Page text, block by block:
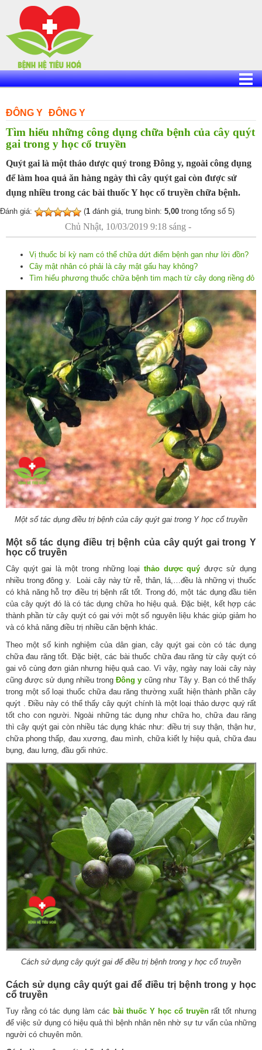
content
ĐÔNG Y ĐÔNG Y
Tìm hiểu những công dụng chữa bệnh của cây quýt
gai trong y học cổ truyền
Quýt gai là một thảo dược quý trong Đông y, ngoài công dụng
để làm hoa quả ăn hàng ngày thì cây quýt gai còn được sử
dụng nhiều trong các bài thuốc Y học cổ truyền chữa bệnh.
Đánh giá: (1 đánh giá, trung bình: 5,00 trong tổng số 5)
Chủ Nhật, 10/03/2019 9:18 sáng -
Vị thuốc bí kỳ nam có thể chữa dứt điểm bệnh gan như lời đồn?
Cây mật nhân có phải là cây mật gấu hay không?
Tìm hiểu phương thuốc chữa bệnh tim mạch từ cây dong riềng đỏ
Một số tác dụng điều trị bệnh của cây quýt gai trong Y học cổ truyền
Một số tác dụng điều trị bệnh của cây quýt gai trong Y
học cổ truyền
Cây quýt gai là một trong những loại thảo dược quý được sử dụng
nhiều trong đông y. Loài cây này từ rễ, thân, lá,…đều là những vị thuốc
có khả năng hỗ trợ điều trị bệnh rất tốt. Trong đó, một tác dụng đầu tiên
của cây quýt đó là có tác dụng chữa ho hiệu quả. Đặc biệt, kết hợp các
thành phần từ cây quýt có gai với một số nguyên liệu khác giúp giảm ho
và có khả năng điều trị nhiều căn bệnh khác.
Theo một số kinh nghiệm của dân gian, cây quýt gai còn có tác dụng
chữa đau răng tốt. Đặc biệt, các bài thuốc chữa đau răng từ cây quýt có
gai vô cùng đơn giản nhưng hiệu quả cao. Vì vậy, ngày nay loài cây này
cũng được sử dụng nhiều trongĐông y cũng như Tây y. Bạn có thể thấy
trong một số loại thuốc chữa đau răng thường xuất hiện thành phần cây
quýt . Điều này có thể thấy cây quýt chính là một loại thảo dược quý rất
tốt cho con người. Ngoài những tác dụng như chữa ho, chữa đau răng
thì cây quýt gai còn nhiều tác dụng khác như: điều trị suy thận, thận hư,
chữa phong thấp, đau xương, đau mình, chữa kiết lỵ hiệu quả, chữa đau
bụng, đau lưng, đầu gối nhức.
Cách sử dụng cây quýt gai để điều trị bệnh trong y học cổ truyền
Cách sử dụng cây quýt gai để điều trị bệnh trong y học
cổ truyền
Tuy rằng có tác dụng làm các bài thuốc Y học cổ truyềnrất tốt nhưng
để việc sử dụng có hiệu quả thì bệnh nhân nên nhờ sự tư vấn của những
người có chuyên môn.